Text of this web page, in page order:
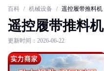
百科 / 机械设备 / 遥控履带推料机
遥控履带推料机
更新时间：2026-06-22